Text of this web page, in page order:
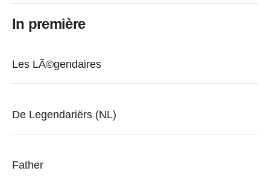
In première
Les LÃ©gendaires
De Legendariërs (NL)
Father